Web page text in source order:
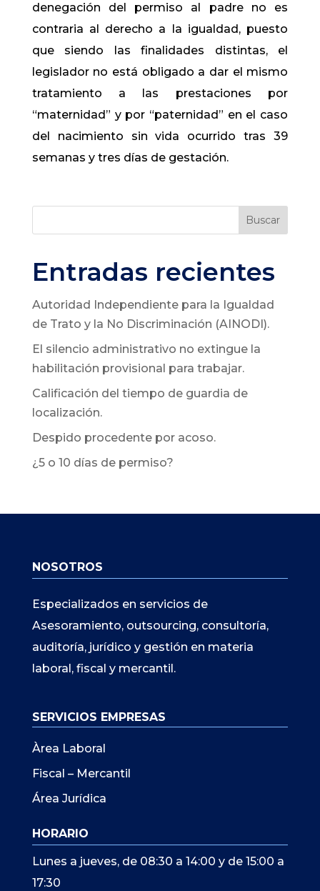
denegación del permiso al padre no es
contraria al derecho a la igualdad, puesto
que siendo las finalidades distintas, el
legislador no está obligado a dar el mismo
tratamiento a las prestaciones por
“maternidad” y por “paternidad” en el caso
del nacimiento sin vida ocurrido tras 39
semanas y tres días de gestación.
Buscar
Entradas recientes
Autoridad Independiente para la Igualdad
de Trato y la No Discriminación (AINODI).
El silencio administrativo no extingue la
habilitación provisional para trabajar.
Calificación del tiempo de guardia de
localización.
Despido procedente por acoso.
¿5 o 10 días de permiso?
NOSOTROS
Especializados en servicios de
Asesoramiento, outsourcing, consultoría,
auditoría, jurídico y gestión en materia
laboral, fiscal y mercantil.
SERVICIOS EMPRESAS
Àrea Laboral
Fiscal – Mercantil
Área Jurídica
HORARIO
Lunes a jueves, de 08:30 a 14:00 y de 15:00 a
17:30